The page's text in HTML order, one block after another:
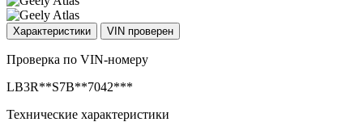
Характеристики VIN проверен
Проверка по VIN-номеру
LB3R**S7B**7042***
Технические характеристики